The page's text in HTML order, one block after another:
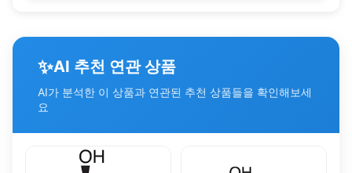
✨AI 추천 연관 상품
AI가 분석한 이 상품과 연관된 추천 상품들을 확인해보세
요